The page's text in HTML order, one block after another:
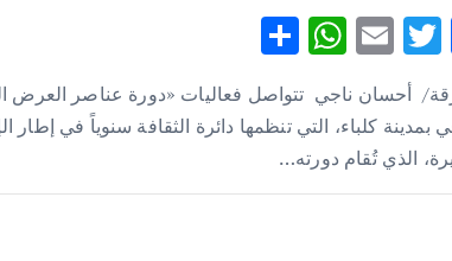
F
e
b
o
T
w
it
te
r
E
m
ai
l
W
at
s
A
h
ar
e
أحسان ناجي تتواصل فعاليات «دورة عناصر العرض
بمدينة كلباء، التي تنظمها دائرة الثقافة سنوياً في
الذي تُقام دورته…